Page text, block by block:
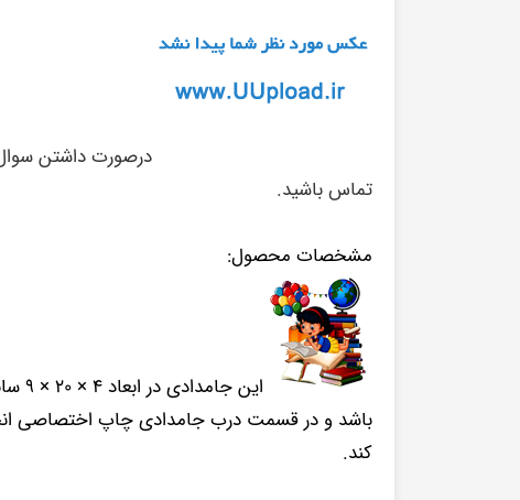
درصورت داشتن
تماس باشید.
مشخصات محصول:
باشد و در قسمت درب جامدادی چاپ اختصاصی
کند.